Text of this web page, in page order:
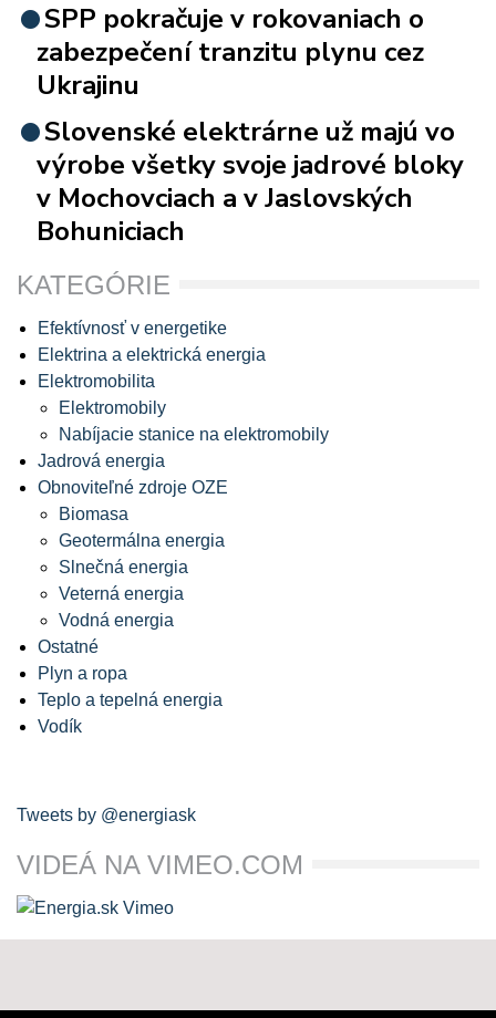
SPP pokračuje v rokovaniach o
zabezpečení tranzitu plynu cez
Ukrajinu
Slovenské elektrárne už majú vo
výrobe všetky svoje jadrové bloky
v Mochovciach a v Jaslovských
Bohuniciach
KATEGÓRIE
Efektívnosť v energetike
Elektrina a elektrická energia
Elektromobilita
Elektromobily
Nabíjacie stanice na elektromobily
Jadrová energia
Obnoviteľné zdroje OZE
Biomasa
Geotermálna energia
Slnečná energia
Veterná energia
Vodná energia
Ostatné
Plyn a ropa
Teplo a tepelná energia
Vodík
Tweets by @energiask
VIDEÁ NA VIMEO.COM